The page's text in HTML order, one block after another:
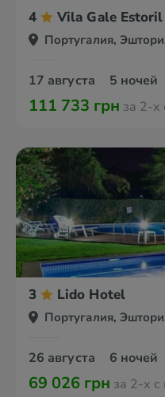
4 Vila Gale
Португалия,
17 августа 5 ночей
111 733 грн за 2-х
3 Lido Hotel
Португалия,
26 августа 6 ночей
69 026 грн за 2-х